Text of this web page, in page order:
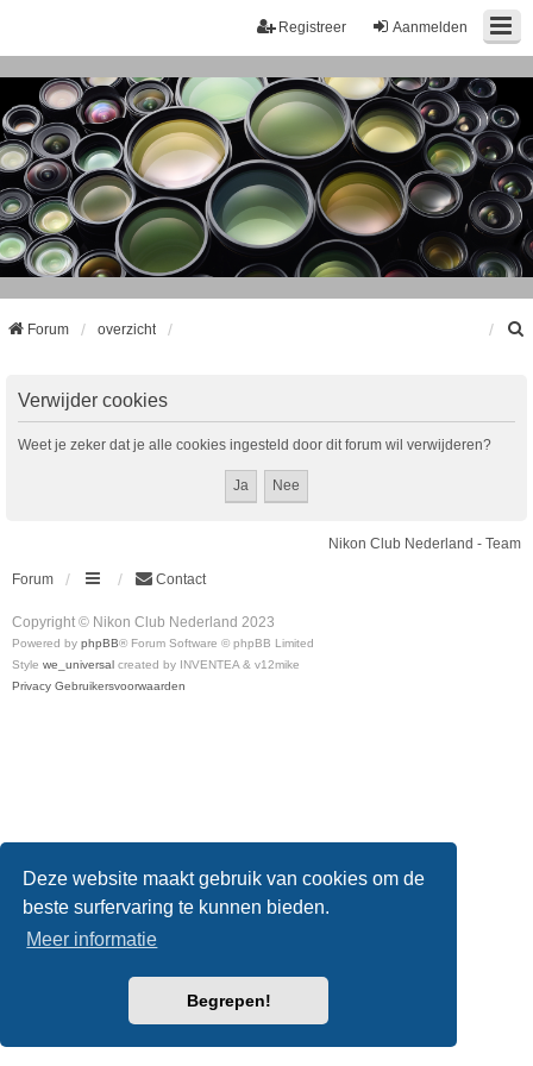
Deze website maakt gebruik van cookies om de
beste surfervaring te kunnen bieden.
Meer informatie
Begrepen!
Aanmelden
Registreer
Forum overzicht
Verwijder cookies
Weet je zeker dat je alle cookies ingesteld door dit forum wil verwijderen?
Nikon Club Nederland - Team
Forum Contact
Copyright © Nikon Club Nederland 2023
Powered by phpBB® Forum Software © phpBB Limited
Style we_universal created by INVENTEA & v12mike
Privacy Gebruikersvoorwaarden